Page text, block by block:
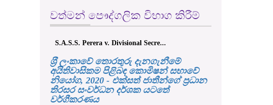
වත්මන් පෞද්ගලික විභාග කිරීම්
S.A.S.S. Perera v. Divisional Secre...
ශ‍්‍රී ලංකාවේ තොරතුරු දැනගැනීමේ
අයිතිවාසිකම පිළිබඳ කොමිෂන් සභාවේ
නියෝග, 2020 - එක්සත් ජාතීන්ගේ ප්‍රධාන
තිරසර සංවර්ධන දර්ශක යටතේ
වර්ගීකරණය